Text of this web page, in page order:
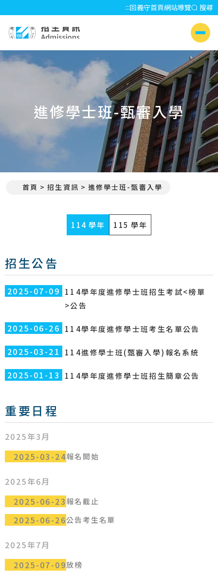
:::回義守首頁網站導覽 搜尋
側選單
進修學士班-甄審入學
首頁 招生資訊 進修學士班-甄審入學
114 學年 115 學年
招生公告
2025-07-09
114學年度進修學士班招生考試<榜單
>公告
2025-06-26 114學年度進修學士班考生名單公告
2025-03-21 114進修學士班(甄審入學)報名系統
2025-01-13 114學年度進修學士班招生簡章公告
重要日程
2025年3月
2025-03-24報名開始
2025年6月
2025-06-23報名截止
2025-06-26公告考生名單
2025年7月
2025-07-09放榜